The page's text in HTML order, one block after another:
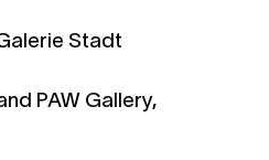
Stadt
PAW Gallery,